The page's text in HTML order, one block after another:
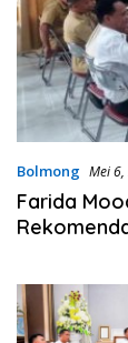
Bolmong Mei
Farida